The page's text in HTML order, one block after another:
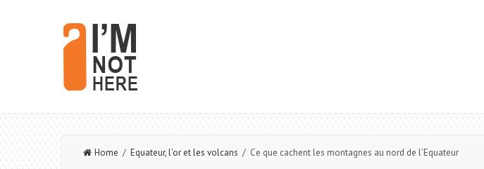
Home / Equateur, l'or et les volcans / Ce que cachent les montagnes au nord de l’Equateur